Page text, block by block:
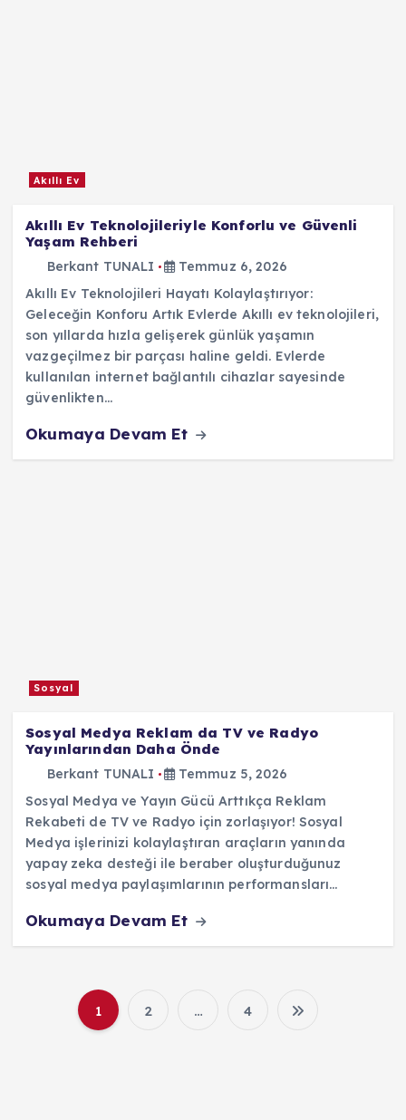
Akıllı Ev
Akıllı Ev Teknolojileriyle Konforlu ve Güvenli
Yaşam Rehberi
Berkant TUNALI
Temmuz 6, 2026
Akıllı Ev Teknolojileri Hayatı Kolaylaştırıyor:
Geleceğin Konforu Artık Evlerde Akıllı ev teknolojileri,
son yıllarda hızla gelişerek günlük yaşamın
vazgeçilmez bir parçası haline geldi. Evlerde
kullanılan internet bağlantılı cihazlar sayesinde
güvenlikten…
Okumaya Devam Et
Sosyal
Sosyal Medya Reklam da TV ve Radyo
Yayınlarından Daha Önde
Berkant TUNALI
Temmuz 5, 2026
Sosyal Medya ve Yayın Gücü Arttıkça Reklam
Rekabeti de TV ve Radyo için zorlaşıyor! Sosyal
Medya işlerinizi kolaylaştıran araçların yanında
yapay zeka desteği ile beraber oluşturduğunuz
sosyal medya paylaşımlarının performansları…
Okumaya Devam Et
Y
1 2 … 4